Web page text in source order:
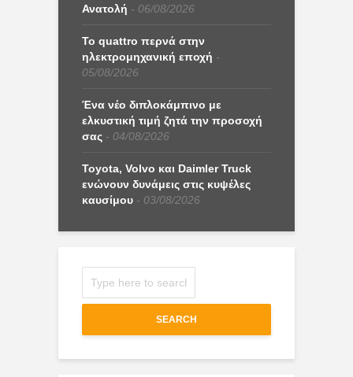
Ανατολή
06/08/2026
Το quattro περνά στην
ηλεκτρομηχανική εποχή
05/08/2026
Ένα νέο διπλοκάμπινο με
ελκυστική τιμή ζητά την προσοχή
σας
04/08/2026
Toyota, Volvo και Daimler Truck
ενώνουν δυνάμεις στις κυψέλες
καυσίμου
03/08/2026
SEARCH